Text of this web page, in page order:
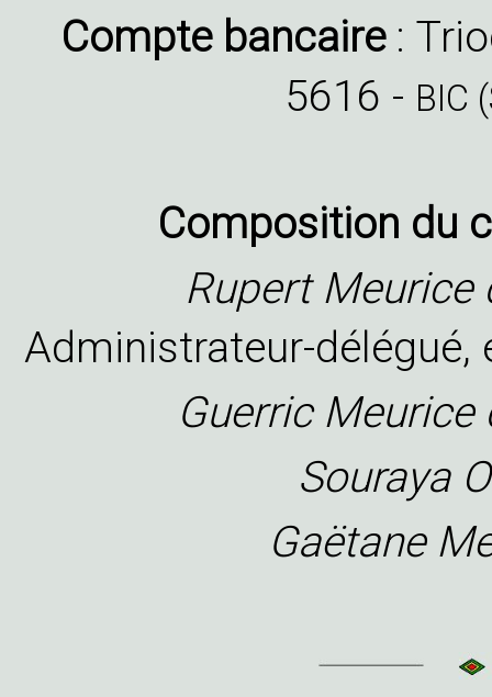
Compte bancaire:
5616 - BIC
Composition du
Rupert Meurice
Administrateur-délégué,
Guerric Meurice
Souraya
Gaëtane